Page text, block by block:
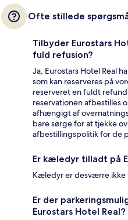
Ofte stillede
Tilbyder Eurostars
fuld refusion?
Ja, Eurostars Hotel Real
som kan reserveres på
reserveret en fuldt
reservationen afbestilles
afhængigt af
bare sørge for at tjekke
afbestillingspolitik for de
Er kæledyr tilladt på
Kæledyr er desværre ikke
Er der
Eurostars Hotel Real?